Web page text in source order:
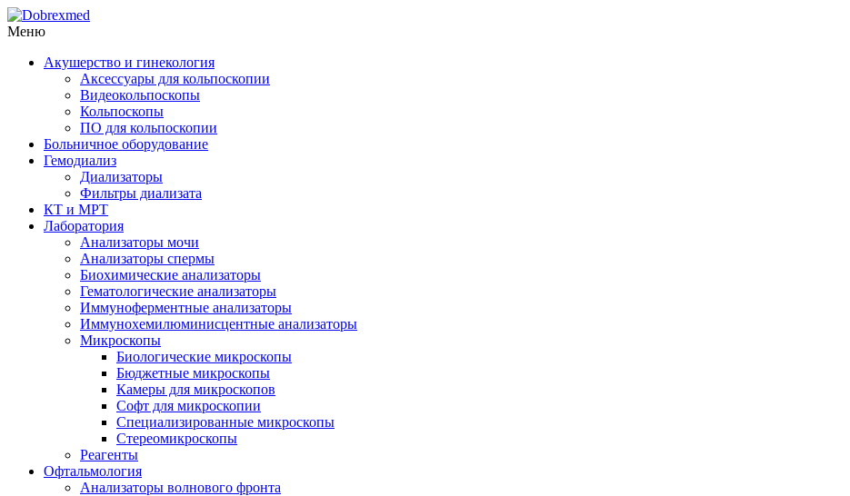
Меню
Акушерство и гинекология
Аксессуары для кольпоскопии
Видеокольпоскопы
Кольпоскопы
ПО для кольпоскопии
Больничное оборудование
Гемодиализ
Диализаторы
Фильтры диализата
КТ и МРТ
Лаборатория
Анализаторы мочи
Анализаторы спермы
Биохимические анализаторы
Гематологические анализаторы
Иммуноферментные анализаторы
Иммунохемилюминисцентные анализаторы
Микроскопы
Биологические микроскопы
Бюджетные микроскопы
Камеры для микроскопов
Софт для микроскопии
Специализированные микроскопы
Стереомикроскопы
Реагенты
Офтальмология
Анализаторы волнового фронта